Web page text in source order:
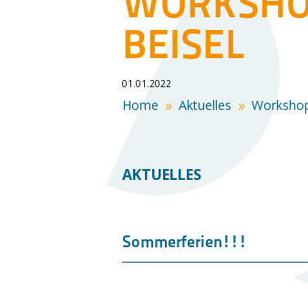
BEISEL
01.01.2022
Home 9 Aktuelles 9
AKTUELLES
Sommerferien!!!